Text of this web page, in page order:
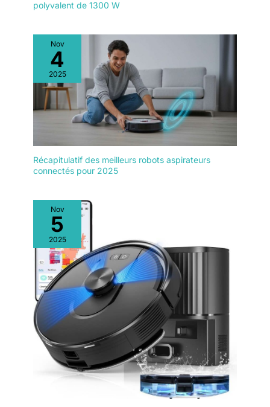
polyvalent de 1300 W
Nov
4
2025
Récapitulatif des meilleurs robots aspirateurs
connectés pour 2025
Nov
5
2025